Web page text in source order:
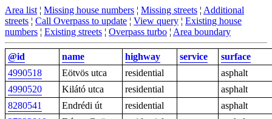
Area list ¦ Missing house numbers ¦ Missing streets ¦ Additional
streets ¦ Call Overpass to update ¦ View query ¦ Existing house
numbers ¦ Existing streets ¦ Overpass turbo ¦ Area boundary
@id name highway service
surface
4990518
Eötvös utca residential
asphalt
4990520
Kilátó utca residential
asphalt
8280541
Endrédi út residential
asphalt